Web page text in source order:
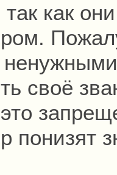
как
своё
понизят